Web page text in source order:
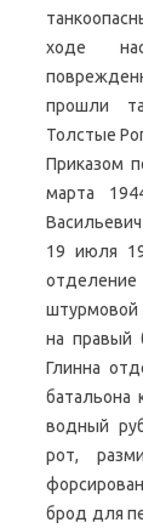
ходе
прошли
Толстые
Приказом
марта
19 июля
отделение
штурмовой
на правый
Глинна
батальона
водный
рот,
брод для